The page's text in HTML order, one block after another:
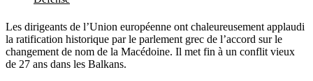
Les dirigeants de l’Union européenne ont chaleureusement applaudi
la ratification historique par le parlement grec de l’accord sur le
changement de nom de la Macédoine. Il met fin à un conflit vieux
de 27 ans dans les Balkans.